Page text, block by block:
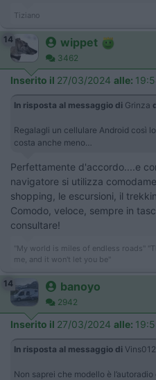
Tiziano
14 wippet
3462
Inserito il 27/03/2024 alle:
In risposta al messaggio di Grinza
Regalagli un cellulare Android così
costa anche meno…
Perfettamente d'accordo....e
navigatore si utilizza
shopping, le escursioni, il
Comodo, veloce, sempre in
consultare!
"My world is miles of endless roads"
me, and it won't let you be"
14 banoyo
2942
Inserito il 27/03/2024 alle:
In risposta al messaggio di
Non saprei che modello è